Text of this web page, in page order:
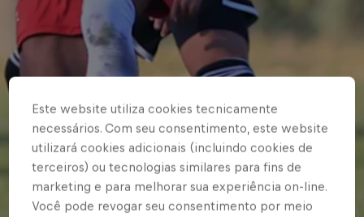
Este website utiliza cookies tecnicamente
necessários. Com seu consentimento, este website
utilizará cookies adicionais (incluindo cookies de
terceiros) ou tecnologias similares para fins de
marketing e para melhorar sua experiência on-line.
Você pode revogar seu consentimento por meio